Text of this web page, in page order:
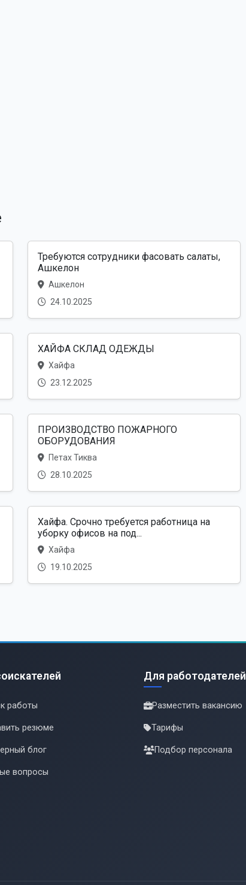
Требуются сотрудники фасовать салаты,
Ашкелон
Ашкелон
24.10.2025
ХАЙФА СКЛАД ОДЕЖДЫ
Хайфа
23.12.2025
ПРОИЗВОДСТВО ПОЖАРНОГО
ОБОРУДОВАНИЯ
Петах Тиква
28.10.2025
Хайфа. Срочно требуется работница на
уборку офисов на под...
Хайфа
19.10.2025
работы
резюме
блог
вопросы
Для работодателей
Разместить вакансию
Тарифы
Подбор персонала